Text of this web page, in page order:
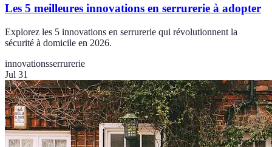
Les 5 meilleures innovations en serrurerie à adopter
Explorez les 5 innovations en serrurerie qui révolutionnent la
sécurité à domicile en 2026.
innovationsserrurerie
Jul 31